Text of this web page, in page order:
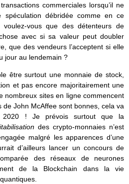
commerciales lorsqu’il ne
débridée comme en ce
vous que des détenteurs de
avec si sa valeur peut doubler
que des vendeurs l’acceptent si elle
jour au lendemain ?
être surtout une monnaie de stock,
et pas encore majoritairement une
nombreux sites en ligne commencent
de John McAffee sont bonnes, cela va
2020 ! Je prévois surtout que la
des crypto-monnaies n’est
malgré les apparences d’une
d’ailleurs lancer un concours de
des réseaux de neurones
de la Blockchain dans la vie